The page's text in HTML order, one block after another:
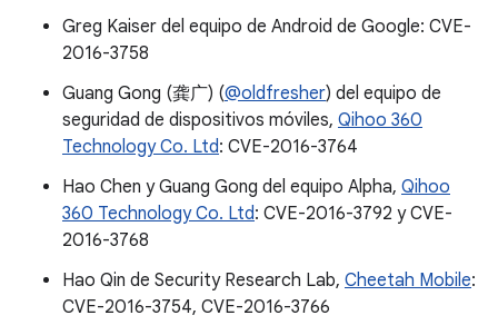
Greg Kaiser del equipo de Android de Google: CVE-
2016-3758
Guang Gong (龚广) (@oldfresher) del equipo de
seguridad de dispositivos móviles, Qihoo 360
Technology Co. Ltd: CVE-2016-3764
Hao Chen y Guang Gong del equipo Alpha, Qihoo
360 Technology Co. Ltd: CVE-2016-3792 y CVE-
2016-3768
Hao Qin de Security Research Lab, Cheetah Mobile:
CVE-2016-3754, CVE-2016-3766